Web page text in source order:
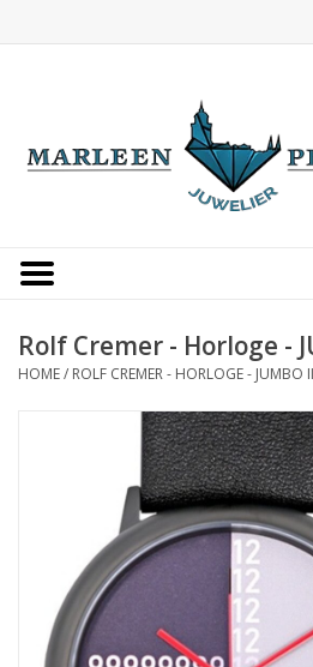
Occasions
Trouwringen
Overige
Merken
Cadeaukaarten
Rolf Cremer - Horloge -
HOME/ ROLF CREMER - HORLOGE - JUMBO